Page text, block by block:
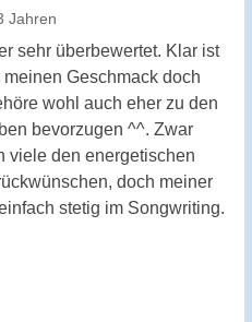
Jahren
sehr überbewertet. Klar ist
Geschmack doch
wohl auch eher zu den
bevorzugen ^^. Zwar
viele den energetischen
doch meiner
stetig im Songwriting.